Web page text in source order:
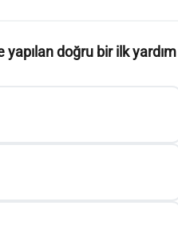
doğru bir ilk yardım